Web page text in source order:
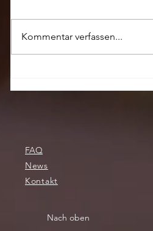
Gewissen und
Kommentar verfassen...
FAQ
News
Kontakt
Nach oben